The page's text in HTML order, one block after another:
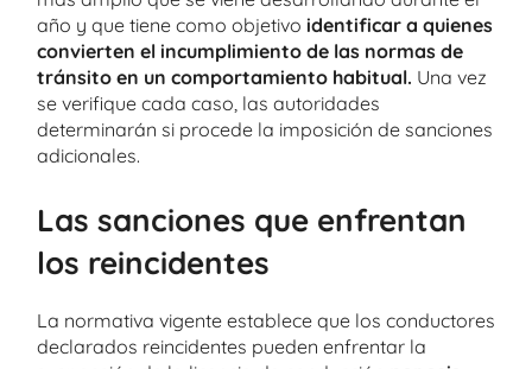
año y que tiene como objetivo identificar a quienes
convierten el incumplimiento de las normas de
tránsito en un comportamiento habitual. Una vez
se verifique cada caso, las autoridades
determinarán si procede la imposición de sanciones
adicionales.
Las sanciones que enfrentan
los reincidentes
La normativa vigente establece que los conductores
declarados reincidentes pueden enfrentar la